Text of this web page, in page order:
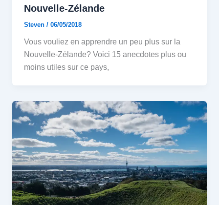
Nouvelle-Zélande
Steven / 06/05/2018
Vous vouliez en apprendre un peu plus sur la
Nouvelle-Zélande? Voici 15 anecdotes plus ou
moins utiles sur ce pays,